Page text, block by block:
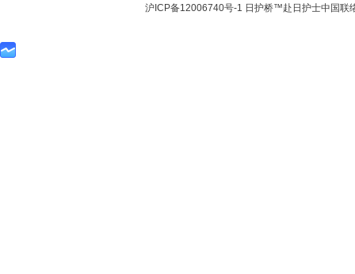
沪ICP备12006740号-1 日护桥™赴日护士中国联